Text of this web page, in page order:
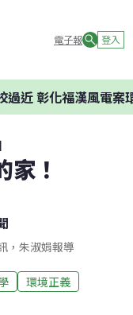
電子報 登入
彰化福漢風電案環委
家！
，朱淑娟報導
環境正義